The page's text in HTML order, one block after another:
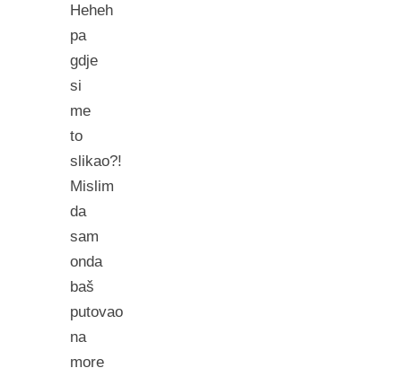
Heheh
pa
gdje
si
me
to
slikao?!
Mislim
da
sam
onda
baš
putovao
na
more